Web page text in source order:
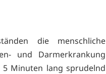
die menschliche
und Darmerkrankung
Minuten lang sprudelnd